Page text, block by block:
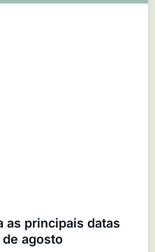
as principais datas
agosto